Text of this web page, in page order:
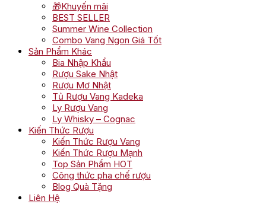
🎁Khuyến mãi
BEST SELLER
Summer Wine Collection
Combo Vang Ngon Giá Tốt
Sản Phẩm Khác
Bia Nhập Khẩu
Rượu Sake Nhật
Rượu Mơ Nhật
Tủ Rượu Vang Kadeka
Ly Rượu Vang
Ly Whisky – Cognac
Kiến Thức Rượu
Kiến Thức Rượu Vang
Kiến Thức Rượu Mạnh
Top Sản Phẩm HOT
Công thức pha chế rượu
Blog Quà Tặng
Liên Hệ